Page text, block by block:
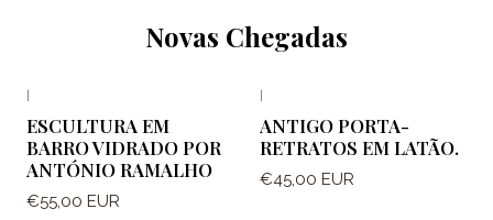
Novas Chegadas
ESCULTURA EM
BARRO VIDRADO POR
ANTÓNIO RAMALHO
€55,00 EUR
ANTIGO PORTA-
RETRATOS EM LATÃO.
€45,00 EUR